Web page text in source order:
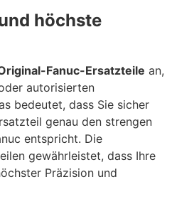
höchste
Fanuc-Ersatzteile an,
autorisierten
bedeutet, dass Sie sicher
genau den strengen
entspricht. Die
gewährleistet, dass Ihre
Präzision und